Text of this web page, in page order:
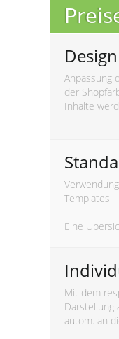
Anpassung
der
Inhalte
Templates
Eine
Mit dem
Darstellung
autom. an